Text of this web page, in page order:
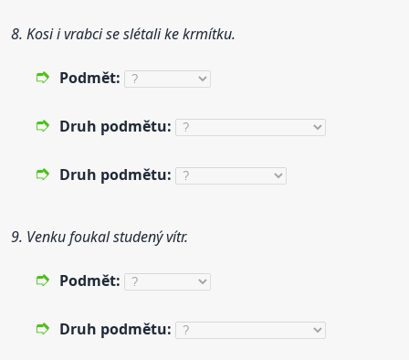
8. Kosi i vrabci se slétali ke krmítku.
Podmět:
Druh podmětu:
Druh podmětu:
9. Venku foukal studený vítr.
Podmět:
Druh podmětu: